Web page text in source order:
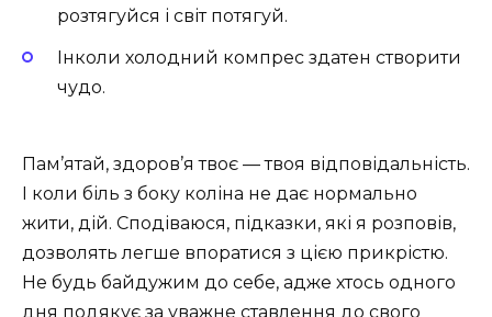
розтягуйся і світ потягуй.
Інколи холодний компрес здатен створити
чудо.
Пам’ятай, здоров’я твоє — твоя відповідальність.
І коли біль з боку коліна не дає нормально
жити, дій. Сподіваюся, підказки, які я розповів,
дозволять легше впоратися з цією прикрістю.
Не будь байдужим до себе, адже хтось одного
дня подякує за уважне ставлення до свого